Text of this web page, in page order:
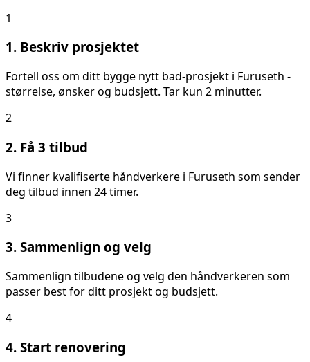
1
1. Beskriv prosjektet
Fortell oss om ditt bygge nytt bad-prosjekt i Furuseth -
størrelse, ønsker og budsjett. Tar kun 2 minutter.
2
2. Få 3 tilbud
Vi finner kvalifiserte håndverkere i Furuseth som sender
deg tilbud innen 24 timer.
3
3. Sammenlign og velg
Sammenlign tilbudene og velg den håndverkeren som
passer best for ditt prosjekt og budsjett.
4
4. Start renovering